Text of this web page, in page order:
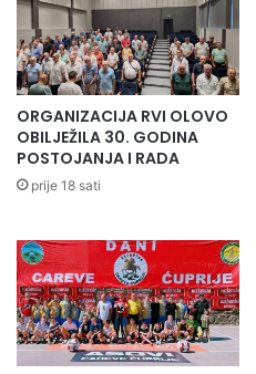
ORGANIZACIJA RVI OLOVO
OBILJEŽILA 30. GODINA
POSTOJANJA I RADA
prije 18 sati